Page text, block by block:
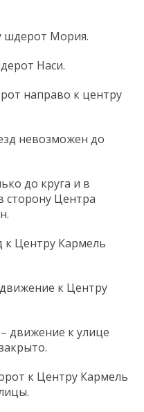
Мория.
Наси.
направо к центру
невозможен до
до круга и в
Центра
Центру Кармель
к Центру
движение к улице
к Центру Кармель